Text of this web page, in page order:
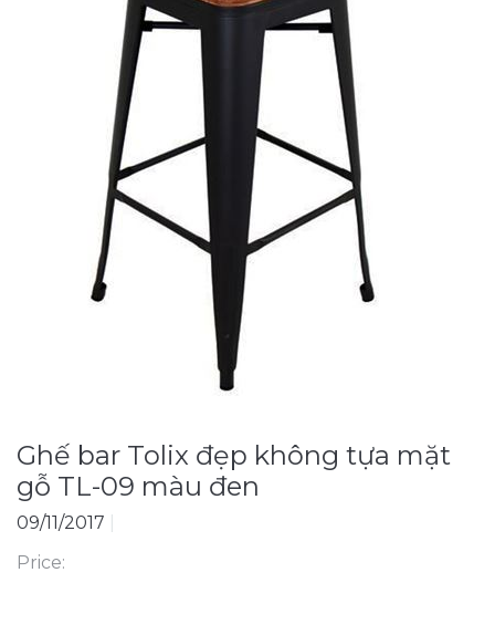
Ghế bar Tolix đẹp không tựa mặt
gỗ TL-09 màu đen
09/11/2017
Price: